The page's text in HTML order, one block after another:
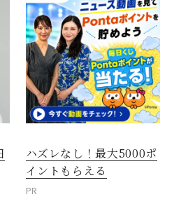
ハズレなし！最大5000ポ
イントもらえる
PR